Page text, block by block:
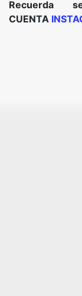
Recuerda
CUENTA